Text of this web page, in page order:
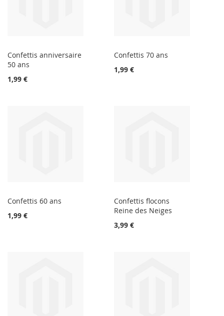
Confettis anniversaire
50 ans
1,99 €
Confettis 70 ans
1,99 €
Confettis 60 ans
1,99 €
Confettis flocons
Reine des Neiges
3,99 €